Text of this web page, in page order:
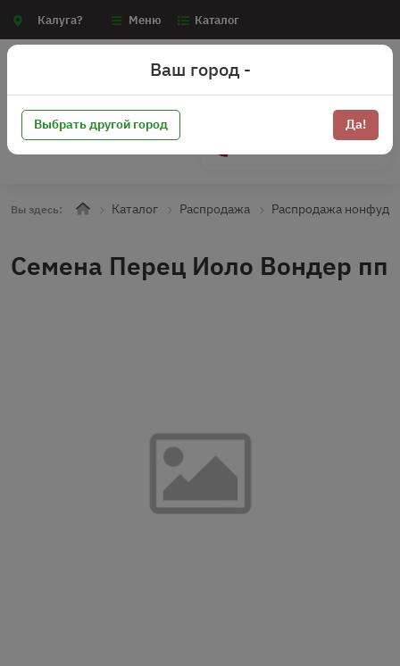
Калуга? Меню Каталог
Вы здесь: Каталог Распродажа Распродажа нонфуд
Семена Перец Иоло Вондер пп
Ваш город -
Выбрать другой город Да!